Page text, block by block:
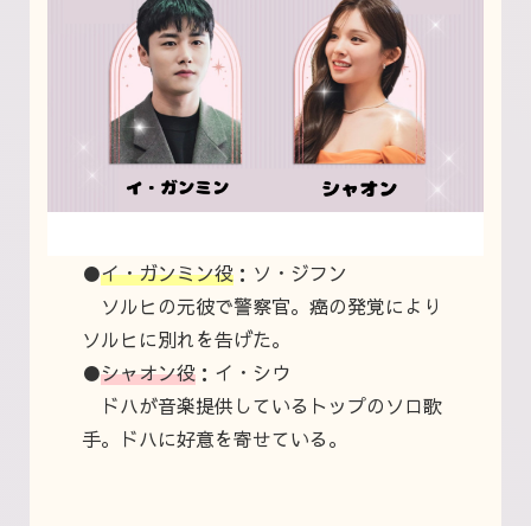
●イ・ガンミン役 ：ソ・ジフン
ソルヒの元彼で警察官。癌の発覚により
ソルヒに別れを告げた。
●シャオン役 ：イ・シウ
ドハが音楽提供しているトップのソロ歌
手。
ドハに好意を寄せている。